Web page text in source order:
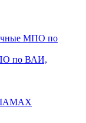
МПО по
по ВАИ,